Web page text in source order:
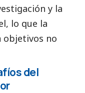
y la
lo que la
objetivos no
del